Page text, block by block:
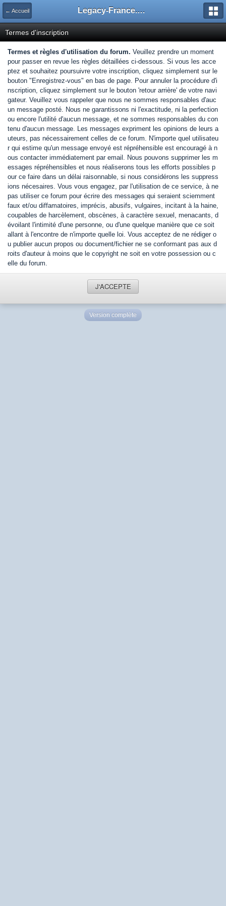
← Accueil Legacy-France.org - Forum
Termes d'inscription
Termes et règles d'utilisation du forum. Veuillez prendre un moment
pour passer en revue les règles détaillées ci-dessous. Si vous les acce
ptez et souhaitez poursuivre votre inscription, cliquez simplement sur le
bouton "Enregistrez-vous" en bas de page. Pour annuler la procédure d'i
nscription, cliquez simplement sur le bouton 'retour arrière' de votre navi
gateur. Veuillez vous rappeler que nous ne sommes responsables d'auc
un message posté. Nous ne garantissons ni l'exactitude, ni la perfection
ou encore l'utilité d'aucun message, et ne sommes responsables du con
tenu d'aucun message. Les messages expriment les opinions de leurs a
uteurs, pas nécessairement celles de ce forum. N'importe quel utilisateu
r qui estime qu'un message envoyé est répréhensible est encouragé à n
ous contacter immédiatement par email. Nous pouvons supprimer les m
essages répréhensibles et nous réaliserons tous les efforts possibles p
our ce faire dans un délai raisonnable, si nous considérons les suppress
ions nécesaires. Vous vous engagez, par l'utilisation de ce service, à ne
pas utiliser ce forum pour écrire des messages qui seraient sciemment
faux et/ou diffamatoires, imprécis, abusifs, vulgaires, incitant à la haine,
coupables de harcèlement, obscènes, à caractère sexuel, menacants, d
évoilant l'intimité d'une personne, ou d'une quelque manière que ce soit
allant à l'encontre de n'importe quelle loi. Vous acceptez de ne rédiger o
u publier aucun propos ou document/fichier ne se conformant pas aux d
roits d'auteur à moins que le copyright ne soit en votre possession ou c
elle du forum.
J'ACCEPTE
Version complète